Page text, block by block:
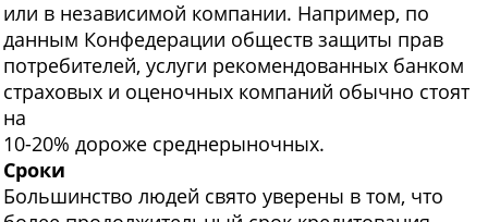
или в независимой компании. Например, по
данным Конфедерации обществ защиты прав
потребителей, услуги рекомендованных банком
страховых и оценочных компаний обычно стоят
на
10-20% дороже среднерыночных.
Сроки
Большинство людей свято уверены в том, что